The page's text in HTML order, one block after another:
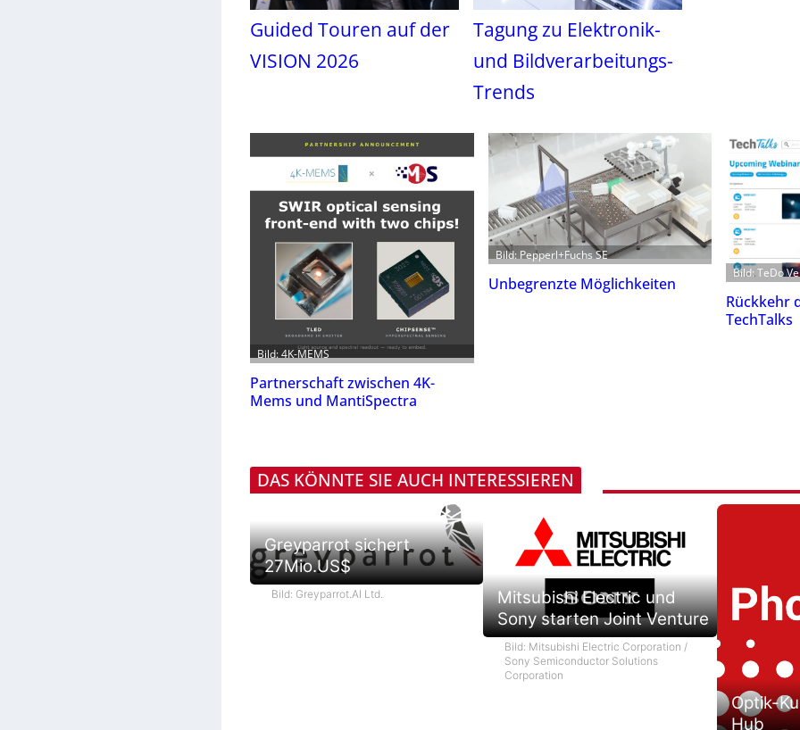
Guided Touren auf der
VISION 2026
Tagung zu Elektronik-
und Bildverarbeitungs-
Trends
Bild: 4K-MEMS
Partnerschaft zwischen 4K-
Mems und MantiSpectra
Bild: Pepperl+Fuchs SE
Unbegrenzte Möglichkeiten
Bild: TeDo
Rückkehr
TechTalks
DAS KÖNNTE SIE AUCH INTERESSIEREN
Greyparrot sichert
27Mio.US$
Bild: Greyparrot.AI Ltd.
Mitsubishi Electric und
Sony starten Joint Venture
Bild: Mitsubishi Electric Corporation /
Sony Semiconductor Solutions
Corporation
Optik-
Hub